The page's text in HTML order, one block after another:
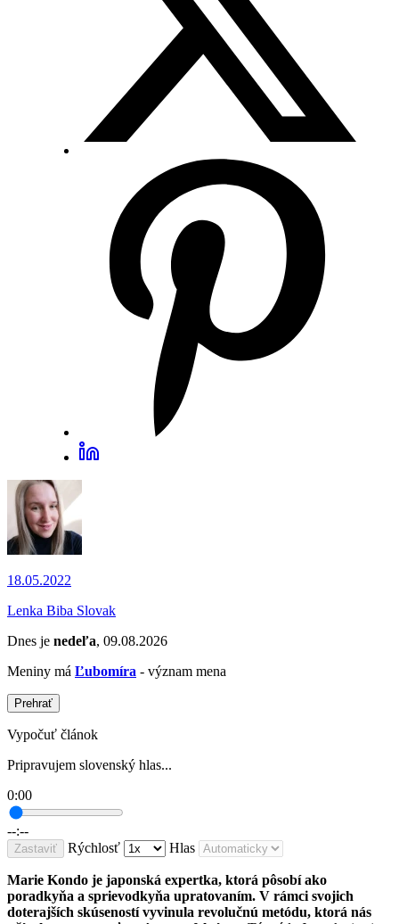
18.05.2022
Lenka Biba Slovak
Dnes je nedeľa, 09.08.2026
Meniny má Ľubomíra - význam mena
Prehrať
Vypočuť článok
Pripravujem slovenský hlas...
0:00
--:--
Zastaviť Rýchlosť Hlas
Marie Kondo je japonská expertka, ktorá pôsobí ako
poradkyňa a sprievodkyňa upratovaním. V rámci svojich
doterajších skúseností vyvinula revolučnú metódu, ktorá nás